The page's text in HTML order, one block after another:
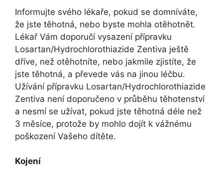
Informujte svého lékaře, pokud se domníváte,
že jste těhotná, nebo byste mohla otěhotnět.
Lékař Vám doporučí vysazení přípravku
Losartan/Hydrochlorothiazide Zentiva ještě
dříve, než otěhotníte, nebo jakmile zjistíte, že
jste těhotná, a převede vás na jinou léčbu.
Užívání přípravku Losartan/Hydrochlorothiazide
Zentiva není doporučeno v průběhu těhotenství
a nesmí se užívat, pokud jste těhotná déle než
3 měsíce, protože by mohlo dojít k vážnému
poškození Vašeho dítěte.
Kojení